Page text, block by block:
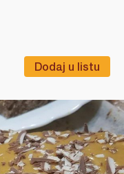
Dodaj u listu